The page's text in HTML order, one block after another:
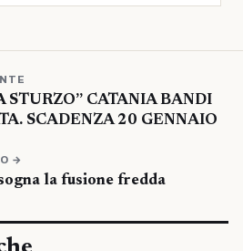
STURZO” CATANIA BANDI
SCADENZA 20 GENNAIO
→
la fusione fredda